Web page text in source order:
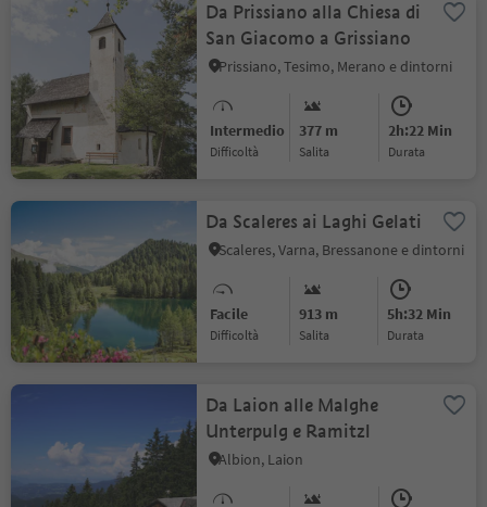
Da Prissiano alla Chiesa di
San Giacomo a Grissiano
Prissiano, Tesimo, Merano e dintorni
Intermedio
Difficoltà
377 m
Salita
2h:22 Min
durata
Da Scaleres ai Laghi Gelati
Scaleres, Varna, Bressanone e dintorni
Facile
Difficoltà
913 m
Salita
5h:32 Min
durata
Da Laion alle Malghe
Unterpulg e Ramitzl
Albion, Laion